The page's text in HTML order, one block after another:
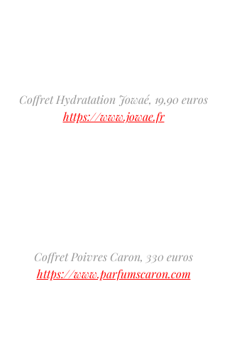
Coffret Hydratation Jowaé, 19,90 euros
https://www.jowae.fr
Coffret Poivres Caron, 330 euros
https://www.parfumscaron.com